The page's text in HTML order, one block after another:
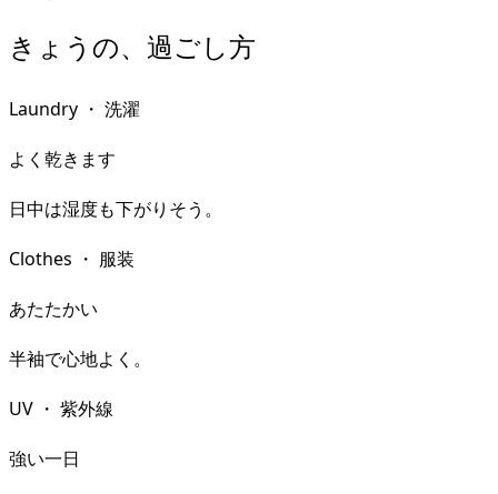
きょうの、過ごし方
Laundry ・ 洗濯
よく乾きます
日中は湿度も下がりそう。
Clothes ・ 服装
あたたかい
半袖で心地よく。
UV ・ 紫外線
強い一日